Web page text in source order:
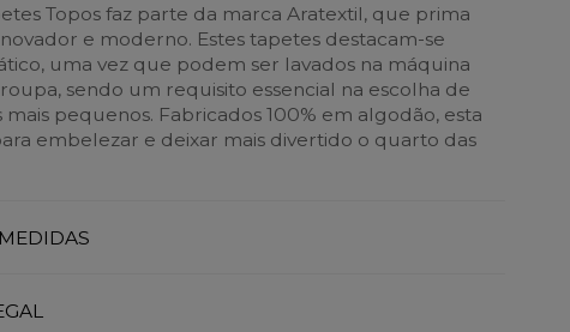
Topos faz parte da marca Aratextil, que prima
e moderno. Estes tapetes destacam-se
uma vez que podem ser lavados na máquina
sendo um requisito essencial na escolha de
pequenos. Fabricados 100% em algodão, esta
embelezar e deixar mais divertido o quarto das